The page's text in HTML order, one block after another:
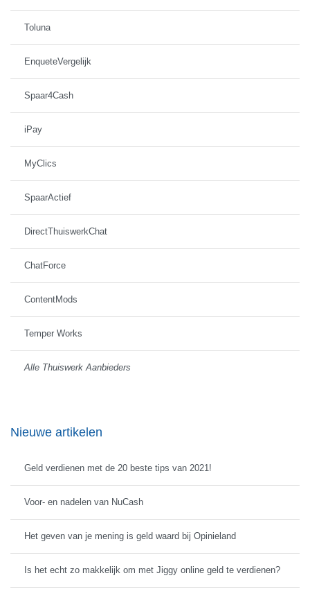
Toluna
EnqueteVergelijk
Spaar4Cash
iPay
MyClics
SpaarActief
DirectThuiswerkChat
ChatForce
ContentMods
Temper Works
Alle Thuiswerk Aanbieders
Nieuwe artikelen
Geld verdienen met de 20 beste tips van 2021!
Voor- en nadelen van NuCash
Het geven van je mening is geld waard bij Opinieland
Is het echt zo makkelijk om met Jiggy online geld te verdienen?